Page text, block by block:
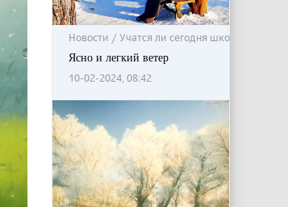
Новости / Учатся ли сегодня школьники?
Ясно и легкий ветер
10-02-2024, 08:42